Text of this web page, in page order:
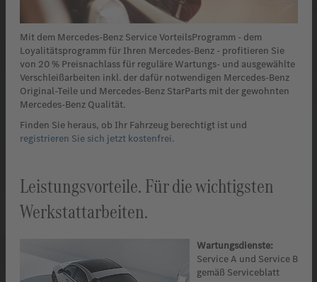
Mit dem Mercedes-Benz Service VorteilsProgramm - dem
Loyalitätsprogramm für Ihren Mercedes-Benz - profitieren Sie
von 20 % Preisnachlass für reguläre Wartungs- und ausgewählte
Verschleißarbeiten inkl. der dafür notwendigen Mercedes-Benz
Original-Teile und Mercedes-Benz StarParts mit der gewohnten
Mercedes-Benz Qualität.
Finden Sie heraus, ob Ihr Fahrzeug berechtigt ist und
registrieren Sie sich jetzt kostenfrei.
Leistungsvorteile. Für die wichtigsten
Werkstattarbeiten.
Wartungsdienste:
Service A und Service B
gemäß Serviceblatt